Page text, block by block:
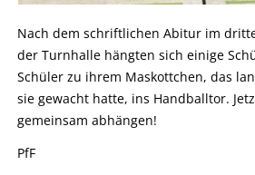
Nach dem schriftlichen Abitur im
der Turnhalle hängten sich einige
Schüler zu ihrem Maskottchen, das
sie gewacht hatte, ins Handballtor.
gemeinsam abhängen!
PfF